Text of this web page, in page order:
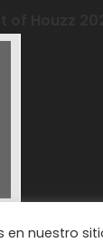
en nuestro